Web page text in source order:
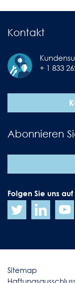
Kontakt
+ 1 833
Abonnieren
Folgen Sie uns auf
Sitemap